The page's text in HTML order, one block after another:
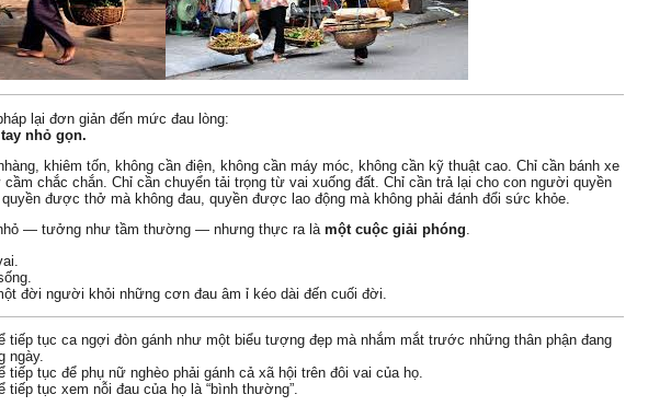
lại đơn giản đến mức đau lòng:
nhỏ gọn.
khiêm tốn, không cần điện, không cần máy móc, không cần kỹ thuật cao. Chỉ cần bánh xe
cầm chắc chắn. Chỉ cần chuyển tải trọng từ vai xuống đất. Chỉ cần trả lại cho con người quyền
được thở mà không đau, quyền được lao động mà không phải đánh đổi sức khỏe.
— tưởng như tầm thường — nhưng thực ra là một cuộc giải phóng.
đời người khỏi những cơn đau âm ỉ kéo dài đến cuối đời.
tiếp tục ca ngợi đòn gánh như một biểu tượng đẹp mà nhắm mắt trước những thân phận đang
ngày.
tiếp tục để phụ nữ nghèo phải gánh cả xã hội trên đôi vai của họ.
tiếp tục xem nỗi đau của họ là “bình thường”.